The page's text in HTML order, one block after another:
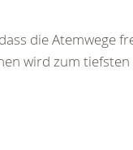
die Atemwege
wird zum tiefsten